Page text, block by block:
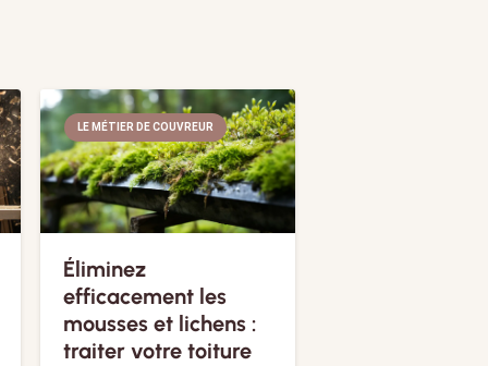
LE MÉTIER DE COUVREUR
Éliminez
efficacement les
mousses et lichens :
traiter votre toiture